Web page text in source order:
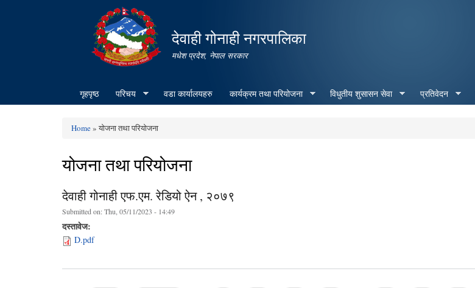
देवाही गोनाही नगरपालिका
मधेश प्रदेश, नेपाल सरकार
गृहपृष्ठ परिचय वडा कार्यालयहरु कार्यक्रम तथा परियोजना विधुतीय शुसासन सेवा प्रतिवेदन
Home» योजना तथा परियोजना
योजना तथा परियोजना
देवाही गोनाही एफ.एम. रेडियो ऐन , २०७९
Submitted on:Thu, 05/11/2023 - 14:49
दस्तावेज:
D.pdf